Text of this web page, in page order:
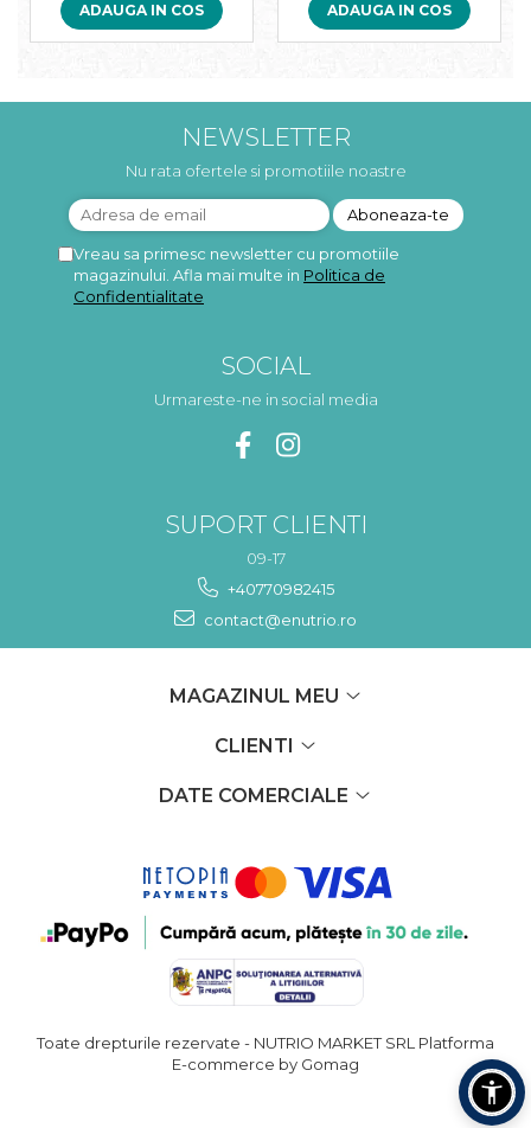
ADAUGA IN COS ADAUGA IN COS
NEWSLETTER
Nu rata ofertele si promotiile noastre
Vreau sa primesc newsletter cu promotiile
magazinului. Afla mai multe in Politica de
Confidentialitate
SOCIAL
Urmareste-ne in social media
SUPORT CLIENTI
09-17
+40770982415
contact@enutrio.ro
MAGAZINUL MEU
CLIENTI
DATE COMERCIALE
Toate drepturile rezervate - NUTRIO MARKET SRL Platforma
E-commerce by Gomag